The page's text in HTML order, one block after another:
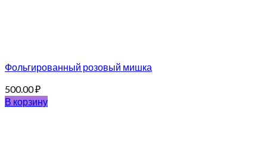
Фольгированный розовый мишка
500.00₽
В корзину